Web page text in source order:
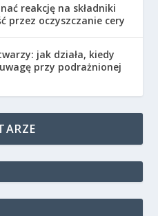
reakcję na składniki
przez oczyszczanie cery
jak działa, kiedy
przy podrażnionej